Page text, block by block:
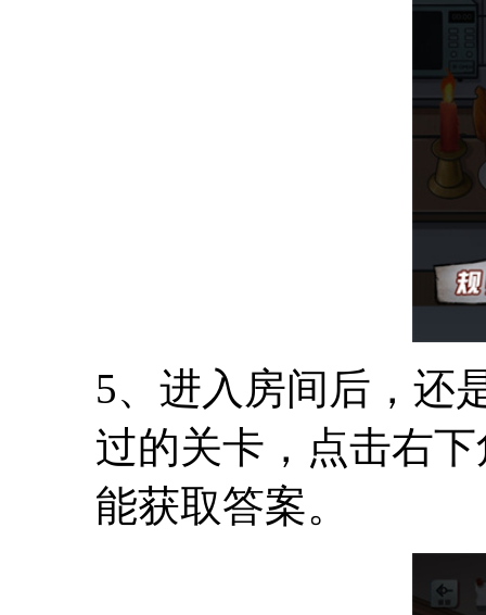
5、进入房间后，还
过的关卡，点击右
能获取答案。